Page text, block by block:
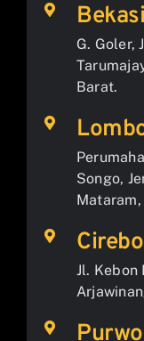
Bekasi
G. Goler,
Barat.
Songo,
Mataram,
Jl. Kebon